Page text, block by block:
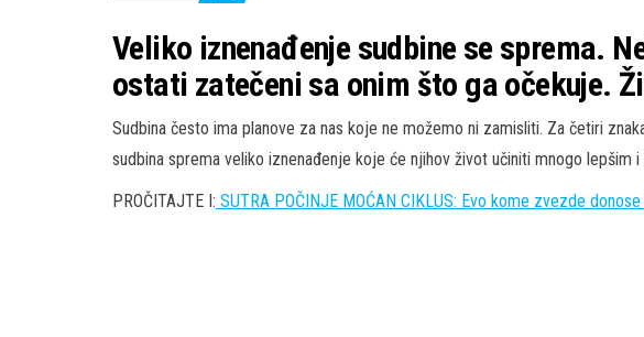
Veliko iznenađenje sudbine se sprema.
ostati zatečeni sa onim što ga očekuje.
Sudbina često ima planove za nas koje ne možemo ni zamisliti. Za četiri
sudbina sprema veliko iznenađenje koje će njihov život učiniti mnogo lepšim i
PROČITAJTE I: SUTRA POČINJE MOĆAN CIKLUS: Evo kome zvezde